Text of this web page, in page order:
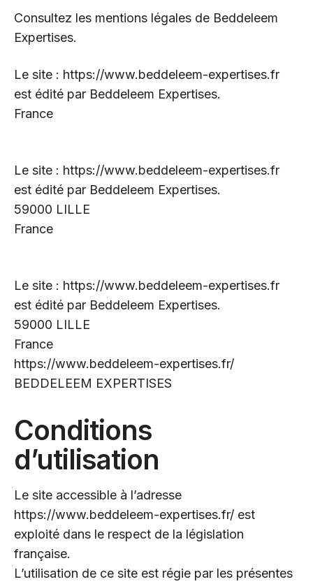
Consultez les mentions légales de Beddeleem
Expertises.
Le site : https://www.beddeleem-expertises.fr
est édité par Beddeleem Expertises.
France
Le site : https://www.beddeleem-expertises.fr
est édité par Beddeleem Expertises.
59000 LILLE
France
Le site : https://www.beddeleem-expertises.fr
est édité par Beddeleem Expertises.
59000 LILLE
France
https://www.beddeleem-expertises.fr/
BEDDELEEM EXPERTISES
Conditions
d’utilisation
Le site accessible à l’adresse
https://www.beddeleem-expertises.fr/ est
exploité dans le respect de la législation
française.
L’utilisation de ce site est régie par les présentes